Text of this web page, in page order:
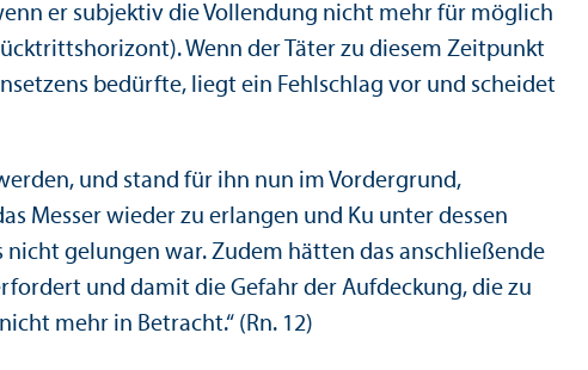
er subjektiv die Vollendung nicht mehr für möglich
Wenn der Täter zu diesem Zeitpunkt
bedürfte, liegt ein Fehlschlag vor und scheidet
und stand für ihn nun im Vordergrund,
Messer wieder zu erlangen und Ku unter dessen
nicht gelungen war. Zudem hätten das anschließende
und damit die Gefahr der Aufdeckung, die zu
mehr in Betracht.“ (Rn. 12)